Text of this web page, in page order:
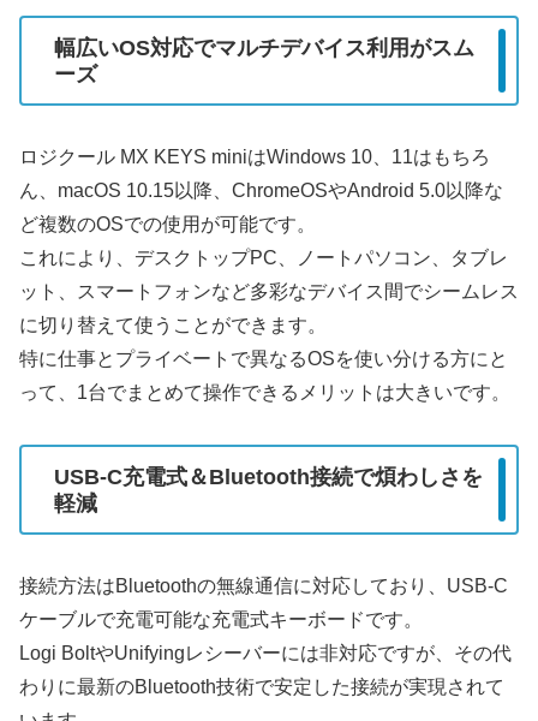
幅広いOS対応でマルチデバイス利用がスム
ーズ
ロジクール MX KEYS miniはWindows 10、11はもちろ
ん、macOS 10.15以降、ChromeOSやAndroid 5.0以降な
ど複数のOSでの使用が可能です。
これにより、デスクトップPC、ノートパソコン、タブレ
ット、スマートフォンなど多彩なデバイス間でシームレス
に切り替えて使うことができます。
特に仕事とプライベートで異なるOSを使い分ける方にと
って、1台でまとめて操作できるメリットは大きいです。
USB-C充電式＆Bluetooth接続で煩わしさを
軽減
接続方法はBluetoothの無線通信に対応しており、USB-C
ケーブルで充電可能な充電式キーボードです。
Logi BoltやUnifyingレシーバーには非対応ですが、その代
わりに最新のBluetooth技術で安定した接続が実現されて